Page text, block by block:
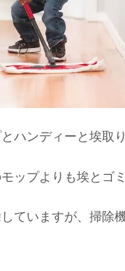
ハンディーと埃取
ップよりも埃とゴ
ていますが、掃除